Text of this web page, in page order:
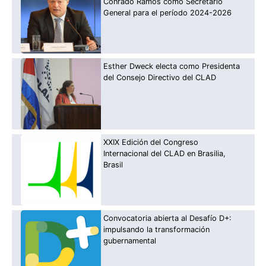
General para el período 2024-2026
Esther Dweck electa como Presidenta
del Consejo Directivo del CLAD
XXIX Edición del Congreso
Internacional del CLAD en Brasilia,
Brasil
Convocatoria abierta al Desafío D+:
impulsando la transformación
gubernamental